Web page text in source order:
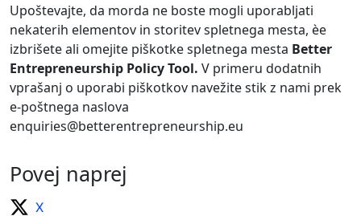
Upoštevajte, da morda ne boste mogli uporabljati
nekaterih elementov in storitev spletnega mesta, èe
izbrišete ali omejite piškotke spletnega mesta Better
Entrepreneurship Policy Tool. V primeru dodatnih
vprašanj o uporabi piškotkov navežite stik z nami prek
e-poštnega naslova
enquiries@betterentrepreneurship.eu
Povej naprej
X